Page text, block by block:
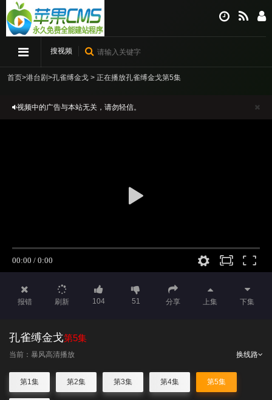
搜视频
首页>港台剧>孔雀缚金戈 > 正在播放孔雀缚金戈第5集
视频中的广告与本站无关，请勿轻信。
报错 刷新 104 51 分享 上集 下集
孔雀缚金戈第5集
换线路
当前：暴风高清播放
第1集 第2集 第3集 第4集 第5集